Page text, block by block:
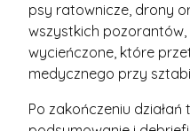
psy ratownicze, drony
wszystkich
wycieńczone, które
medycznego przy
Po zakończeniu